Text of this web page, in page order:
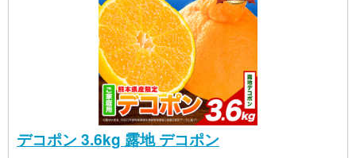
デコポン 3.6kg 露地 デコポン